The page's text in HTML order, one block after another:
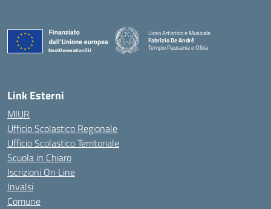
Liceo Artistico e Musicale
Fabrizio De Andrè
Tempio Pausania e Olbia
— Visita la pagina iniziale della scuola
Link Esterni
MIUR
Ufficio Scolastico Regionale
Ufficio Scolastico Territoriale
Scuola in Chiaro
Iscrizioni On Line
Invalsi
Comune